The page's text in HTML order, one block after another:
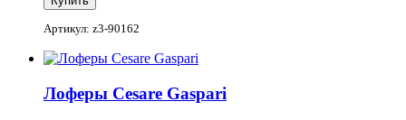
Артикул: z3-90162
Лоферы Cesare Gaspari